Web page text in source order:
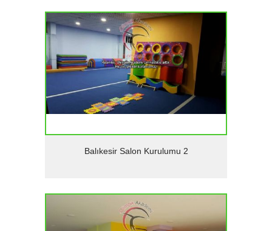
Detaylar
Balıkesir Salon Kurulumu 2